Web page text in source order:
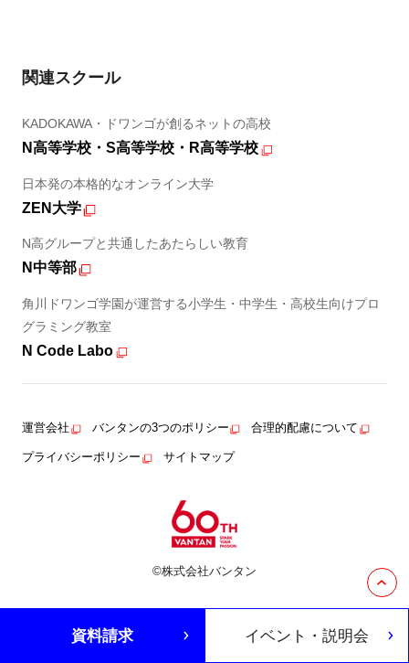
関連スクール
KADOKAWA・ドワンゴが創るネットの高校
N高等学校・S高等学校・R高等学校
日本発の本格的なオンライン大学
ZEN大学
N高グループと共通したあたらしい教育
N中等部
角川ドワンゴ学園が運営する小学生・中学生・高校生向けプロ
グラミング教室
N Code Labo
運営会社 バンタンの3つのポリシー 合理的配慮について
プライバシーポリシー サイトマップ
©株式会社バンタン
資料請求 イベント・説明会